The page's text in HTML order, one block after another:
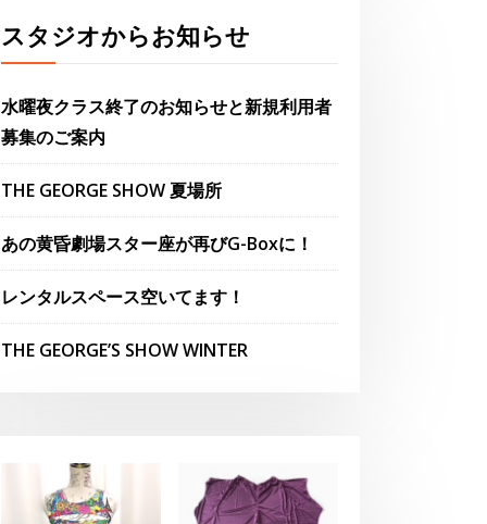
スタジオからお知らせ
水曜夜クラス終了のお知らせと新規利用者
募集のご案内
THE GEORGE SHOW 夏場所
あの黄昏劇場スター座が再びG-Boxに！
レンタルスペース空いてます！
THE GEORGE’S SHOW WINTER